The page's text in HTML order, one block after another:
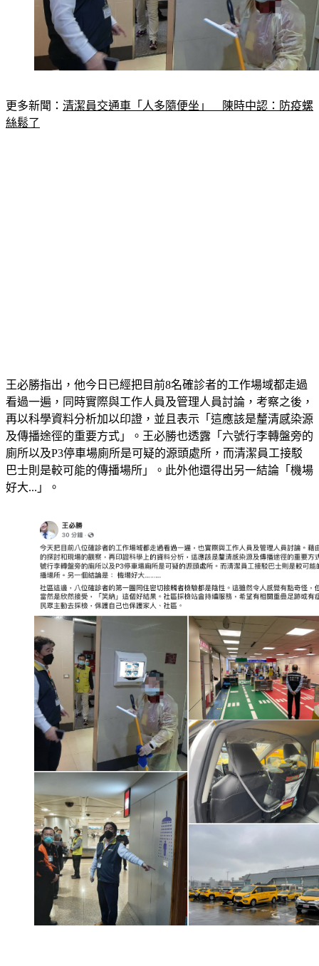
絲鬆了
看過一遍，同時實際與工作人員及管理人員討論，考察之後，
再以科學資料分析加以印證，並且表示「這應該是釐清感染源
及傳播途徑的重要方式」。王必勝也透露「六號行李轉盤旁的
廁所以及P3停車場廁所是可疑的源頭處所，而清潔員工接駁
巴士則是較可能的傳播場所」。此外他還得出另一結論「機場
好大...」。